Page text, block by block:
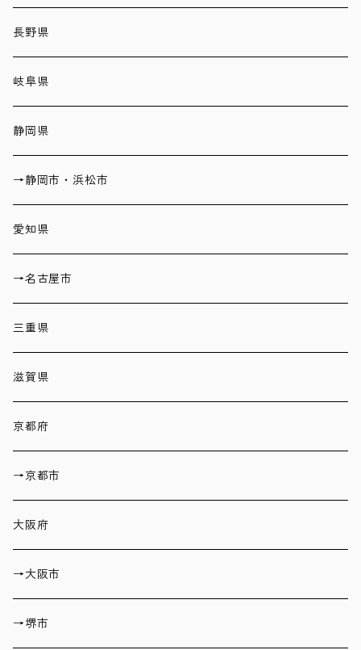
長野県
岐阜県
静岡県
→静岡市・浜松市
愛知県
→名古屋市
三重県
滋賀県
京都府
→京都市
大阪府
→大阪市
→堺市